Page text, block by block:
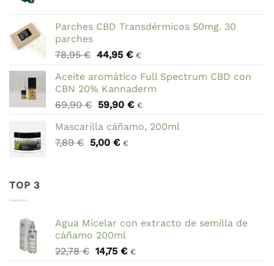
era:
es:
Parches CBD Transdérmicos 50mg. 30
parches
78,95€ El
original
era:
78,95 €.
44,95 €El
actual
es:
44,95 €.
€
Aceite aromático Full Spectrum CBD con
CBN 20% Kannaderm
69,90€ El
original
era:
59,90 €El
actual
€
Mascarilla cáñamo, 200ml
7,89€ El
5,00 €El
€
TOP 3
Agua Micelar con extracto de semilla de
cáñamo 200ml
22,78€ El
14,75 €El
€